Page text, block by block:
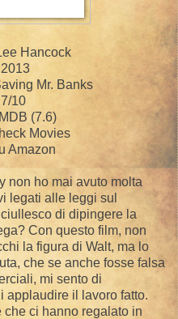
Hancock
Mr. Banks
10
(7.6)
Movies
Amazon
non ho mai avuto molta
legati alle leggi sul
di dipingere la
Con questo film, non
la figura di Walt, ma lo
che se anche fosse falsa
mi sento di
applaudire il lavoro fatto.
ci hanno regalato in